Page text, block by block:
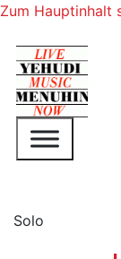
Zum Hauptinhalt
Solo